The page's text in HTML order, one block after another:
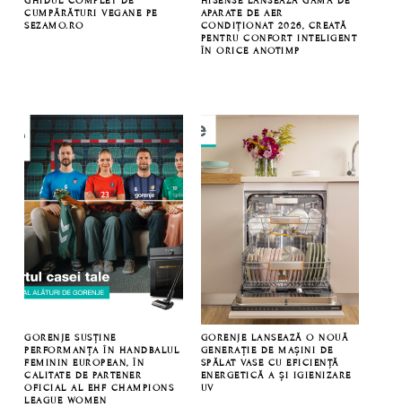
CUMPĂRĂTURI VEGANE PE
SEZAMO.RO
APARATE DE AER
CONDIȚIONAT 2026, CREATĂ
PENTRU CONFORT INTELIGENT
ÎN ORICE ANOTIMP
GORENJE SUSȚINE
PERFORMANȚA ÎN HANDBALUL
FEMININ EUROPEAN, ÎN
CALITATE DE PARTENER
OFICIAL AL EHF CHAMPIONS
LEAGUE WOMEN
GORENJE LANSEAZĂ O NOUĂ
GENERAȚIE DE MAȘINI DE
SPĂLAT VASE CU EFICIENȚĂ
ENERGETICĂ A ȘI IGIENIZARE
UV